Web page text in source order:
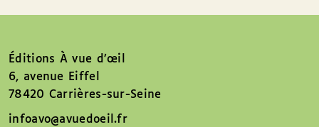
Éditions À vue d’œil
6, avenue Eiffel
78420 Carrières-sur-Seine
infoavo@avuedoeil.fr